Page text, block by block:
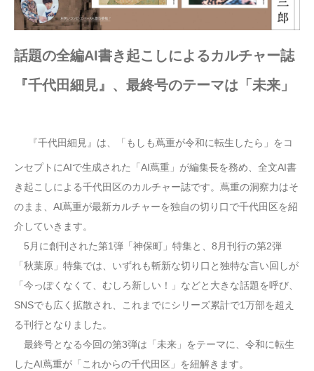
話題の全編AI書き起こしによるカルチャー誌
『千代田細見』、最終号のテーマは「未来」
『千代田細見』は、「もしも蔦重が令和に転生したら」をコ
ンセプトにAIで生成された「AI蔦重」が編集長を務め、全文AI書
き起こしによる千代田区のカルチャー誌です。蔦重の洞察力はそ
のまま、AI蔦重が最新カルチャーを独自の切り口で千代田区を紹
介していきます。
5月に創刊された第1弾「神保町」特集と、8月刊行の第2弾
「秋葉原」特集では、いずれも斬新な切り口と独特な言い回しが
「今っぽくなくて、むしろ新しい！」などと大きな話題を呼び、
SNSでも広く拡散され、これまでにシリーズ累計で1万部を超え
る刊行となりました。
最終号となる今回の第3弾は「未来」をテーマに、令和に転生
したAI蔦重が「これからの千代田区」を紐解きます。